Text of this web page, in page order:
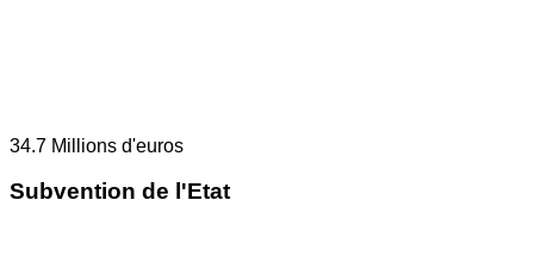
34.7 Millions d'euros
Subvention de l'Etat